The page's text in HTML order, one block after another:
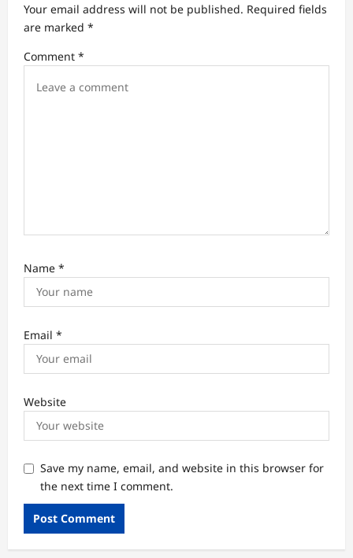
a
i
Your email address will not be published. Required fields
are marked *
Comment *
Name *
Email *
Website
Save my name, email, and website in this browser for
the next time I comment.